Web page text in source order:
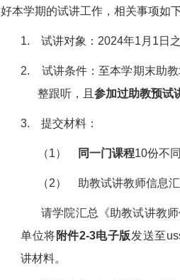
好本学期的试讲工作，相关事项如下
1. 试讲对象： 2024年1 月 1 日
2. 试讲条件：至本学期末助
整跟听，且 参加过助教预试
3. 提交材料：
（1） 同一门课程10份不
（2） 助教试讲教师信息
请学院汇总《助教试讲教
单位将附件2-3电子版发送至
讲材料。